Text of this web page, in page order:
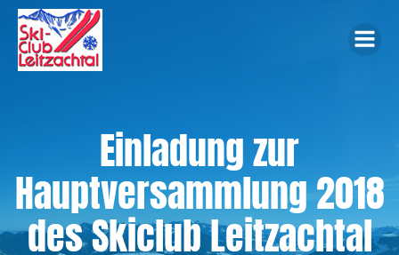
Einladung zur
Hauptversammlung 2018
des Skiclub Leitzachtal